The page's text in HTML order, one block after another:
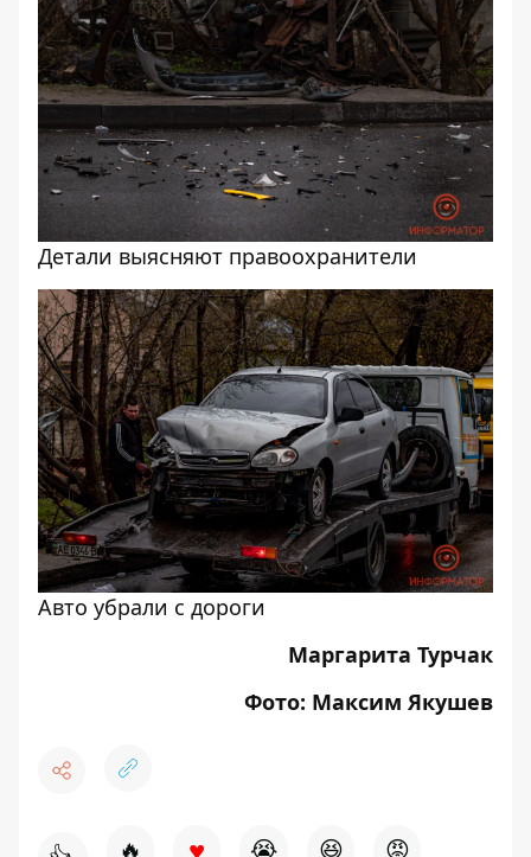
Детали выясняют правоохранители
Авто убрали с дороги
Маргарита Турчак
Фото: Максим Якушев
🔥 😭 😆 😡